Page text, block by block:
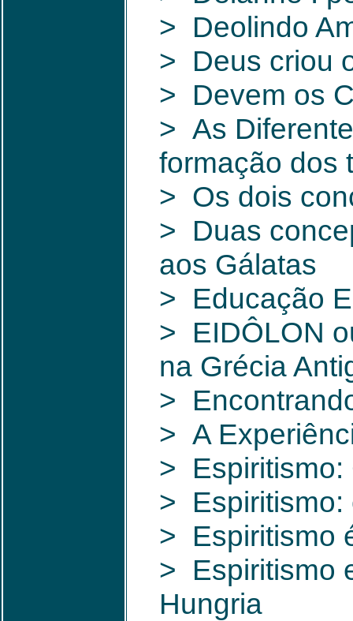
> Deolindo
> Deus criou
> Devem os
> As
formação dos
> Os dois
> Duas
aos Gálatas
> Educação
> EIDÔLON
na Grécia
>
> A
> Espiritismo:
> Espiritismo:
> Espiritismo
> Espiritismo
Hungria